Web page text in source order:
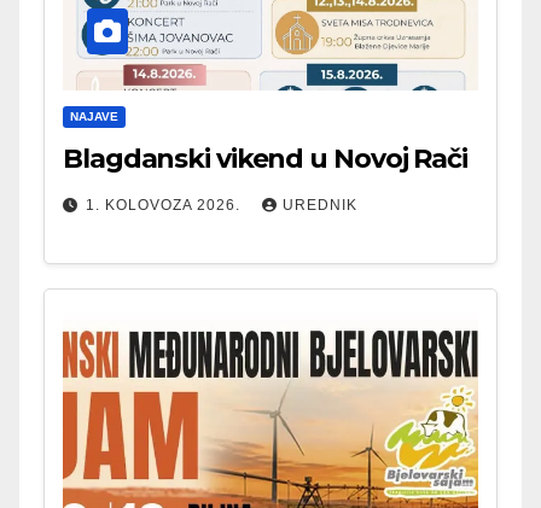
NAJAVE
Blagdanski vikend u Novoj Rači
1. KOLOVOZA 2026. UREDNIK